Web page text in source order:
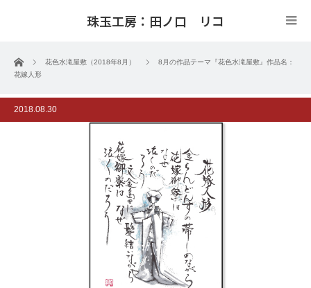
珠玉工房：田ノ口 リコ
ホーム 花色水滝屋敷（2018年8月）
8月の作品テーマ『花色水滝屋敷』作品名：
花嫁人形
2018.08.30